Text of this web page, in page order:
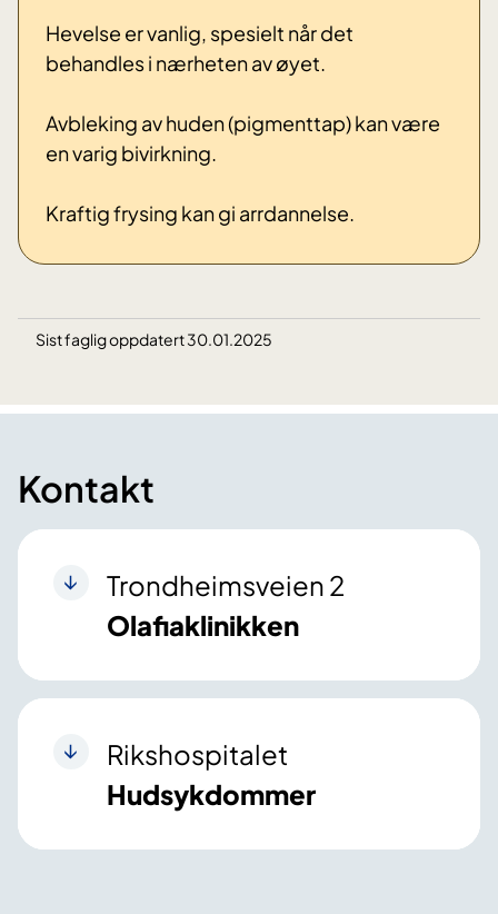
Hevelse er vanlig, spesielt når det
behandles i nærheten av øyet.
Avbleking av huden (pigmenttap) kan være
en varig bivirkning.
Kraftig frysing kan gi arrdannelse.
Sist faglig oppdatert 30.01.2025
Kontakt
Trondheimsveien 2
Olafiaklinikken
Rikshospitalet
Hudsykdommer